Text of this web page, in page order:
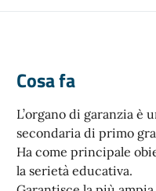
Cosa fa
L’organo di garanzia è
secondaria di primo
Ha come principale
la serietà educativa.